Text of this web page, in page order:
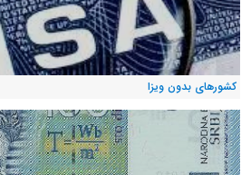
کشورهای بدون ویزا